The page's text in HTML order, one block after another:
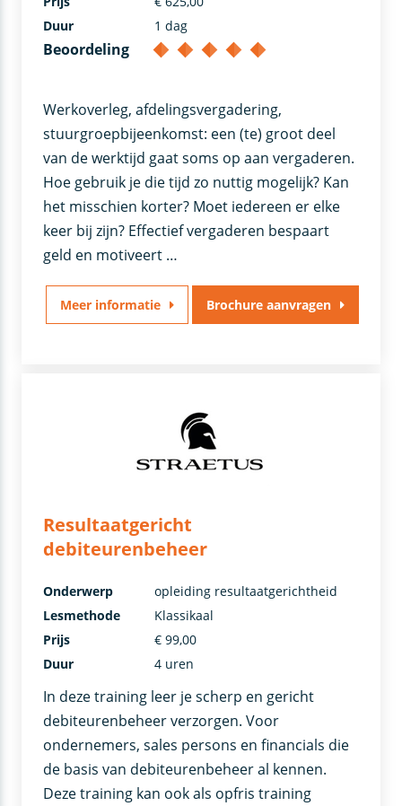
Werkoverleg, afdelingsvergadering,
stuurgroepbijeenkomst: een (te) groot deel
van de werktijd gaat soms op aan vergaderen.
Hoe gebruik je die tijd zo nuttig mogelijk? Kan
het misschien korter? Moet iedereen er elke
keer bij zijn? Effectief vergaderen bespaart
geld en motiveert …
Duur
1 dag
Beoordeling
Meer informatie Brochure aanvragen
Resultaatgericht
debiteurenbeheer
In deze training leer je scherp en gericht
debiteurenbeheer verzorgen. Voor
ondernemers, sales persons en financials die
de basis van debiteurenbeheer al kennen.
Deze training kan ook als opfris training
Onderwerp
opleiding resultaatgerichtheid
Lesmethode
Klassikaal
Prijs
€ 99,00
Duur
4 uren